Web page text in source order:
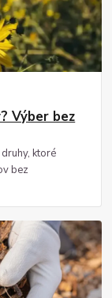
Výber bez
ktoré
bez